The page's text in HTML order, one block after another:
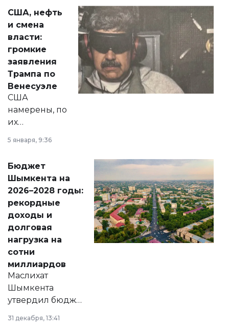
актуальных тем —
от слухов о
политических
реформах до
вопросов армии,
экономики и
личного здоровья.
США, нефть
и смена
власти:
громкие
заявления
Трампа по
Венесуэле
США
намерены, по
их
принести
народу
Венесуэлы.
5 января, 9:36
Бюджет
Шымкента на
2026–2028 годы:
рекордные
доходы и
долговая
нагрузка на
сотни
миллиардов
Маслихат
Шымкента
утвердил бюджет
города на 2026–
2028 годы.
31 декабря, 13:41